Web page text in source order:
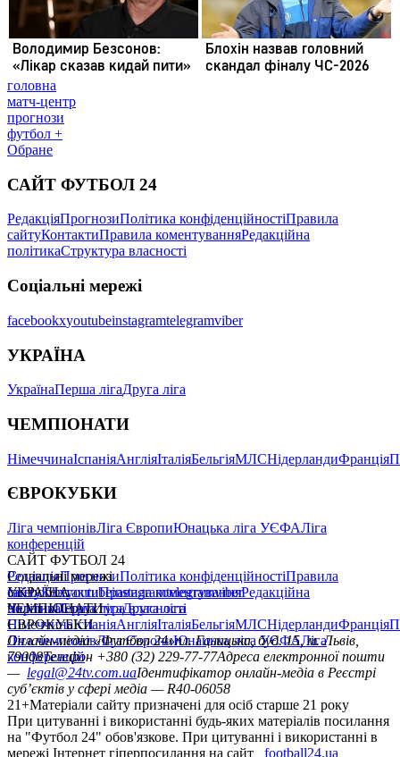
головна
матч-центр
прогнози
футбол +
Обране
САЙТ ФУТБОЛ 24
РедакціяПрогнозиПолітика конфіденційностіПравила
сайтуКонтактиПравила коментуванняРедакційна
політикаСтруктура власності
Соціальні мережі
facebookxyoutubeinstagramtelegramviber
УКРАЇНА
УкраїнаПерша лігаДруга ліга
ЧЕМПІОНАТИ
НімеччинаІспаніяАнгліяІталіяБельгіяМЛСНідерландиФранція
ЄВРОКУБКИ
Ліга чемпіонівЛіга ЄвропиЮнацька ліга УЄФАЛіга
конференцій
САЙТ ФУТБОЛ 24
РедакціяПрогнозиПолітика конфіденційностіПравила
сайтуКонтактиПравила коментуванняРедакційна
політикаСтруктура власності
Соціальні мережі
facebookxyoutubeinstagramtelegramviber
УКРАЇНА
УкраїнаПерша лігаДруга ліга
ЧЕМПІОНАТИ
НімеччинаІспаніяАнгліяІталіяБельгіяМЛСНідерландиФранція
ЄВРОКУБКИ
Ліга чемпіонівЛіга ЄвропиЮнацька ліга УЄФАЛіга
конференцій
Онлайн-медіа «Футбол 24»пл. Галицька, буд. 15, м. Львів,
79008Телефон +380 (32) 229-77-77Адреса електронної пошти
— legal@24tv.com.uaІдентифікатор онлайн-медіа в Реєстрі
суб’єктів у сфері медіа — R40-06058
21+Матеріали сайту призначені для осіб старше 21 року
При цитуванні і використанні будь-яких матеріалів посилання
на "Футбол 24" обов'язкове. При цитуванні і використанні в
мережі Інтернет гіперпосилання на сайт
football24.ua